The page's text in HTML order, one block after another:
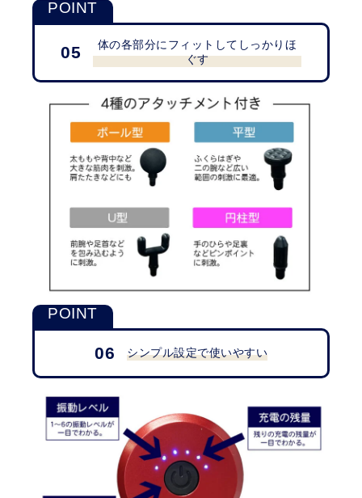
05
体の各部分にフィットしてしっかりほ
ぐす
06 シンプル設定で使いやすい